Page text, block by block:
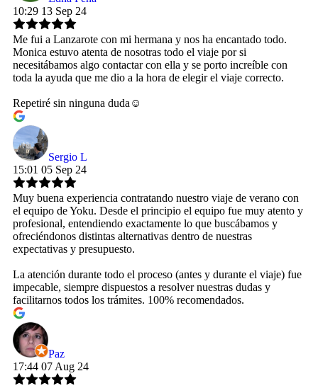
10:29 13 Sep 24
Me fui a Lanzarote con mi hermana y nos ha encantado todo.
Monica estuvo atenta de nosotras todo el viaje por si
necesitábamos algo contactar con ella y se porto increíble con
toda la ayuda que me dio a la hora de elegir el viaje correcto.
Repetiré sin ninguna duda☺️
Sergio L
15:01 05 Sep 24
Muy buena experiencia contratando nuestro viaje de verano con
el equipo de Yoku. Desde el principio el equipo fue muy atento y
profesional, entendiendo exactamente lo que buscábamos y
ofreciéndonos distintas alternativas dentro de nuestras
expectativas y presupuesto.
La atención durante todo el proceso (antes y durante el viaje) fue
impecable, siempre dispuestos a resolver nuestras dudas y
facilitarnos todos los trámites. 100% recomendados.
Paz
17:44 07 Aug 24